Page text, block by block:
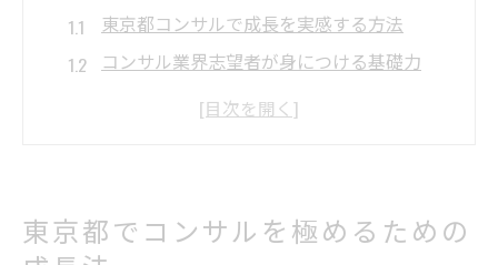
東京都コンサルで成長を実感する方法
コンサル業界志望者が身につける基礎力
コンサルキャリアを東京で伸ばす実践法
コンサルで落ちこぼれないための心構え
東京都でコンサルを極めるための